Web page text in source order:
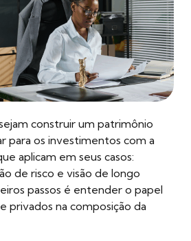
construir um patrimônio
para os investimentos com a
aplicam em seus casos:
de risco e visão de longo
passos é entender o papel
privados na composição da